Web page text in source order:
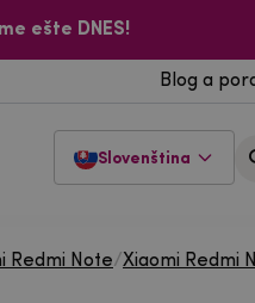
ešte DNES!
Blog a
Slovenština
Redmi Note/Xiaomi Redmi